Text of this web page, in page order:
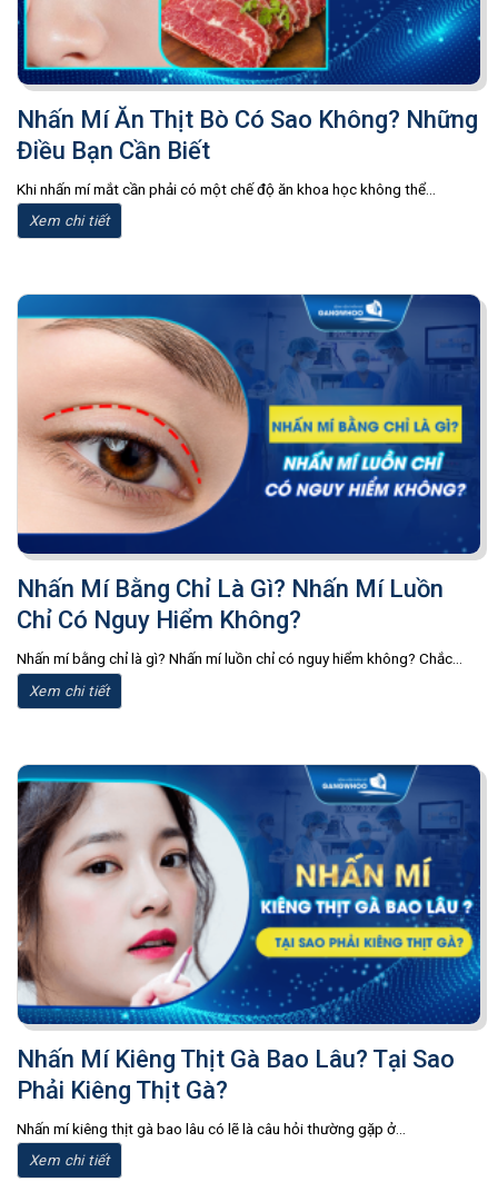
Nhấn Mí Ăn Thịt Bò Có Sao Không? Những
Điều Bạn Cần Biết
Khi nhấn mí mắt cần phải có một chế độ ăn khoa học không thể...
Xem chi tiết
Nhấn Mí Bằng Chỉ Là Gì? Nhấn Mí Luồn
Chỉ Có Nguy Hiểm Không?
Nhấn mí bằng chỉ là gì? Nhấn mí luồn chỉ có nguy hiểm không? Chắc...
Xem chi tiết
Nhấn Mí Kiêng Thịt Gà Bao Lâu? Tại Sao
Phải Kiêng Thịt Gà?
Nhấn mí kiêng thịt gà bao lâu có lẽ là câu hỏi thường gặp ở...
Xem chi tiết